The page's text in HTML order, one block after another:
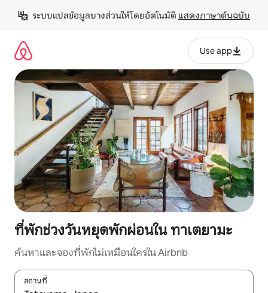
เนื้อหา
ระบบแปลข้อมูลบางส่วนให้โดยอัตโนมัติ แสดงภาษาต้นฉบับ
Use app
ที่พักช่วงวันหยุดพักผ่อนใน ทาเตยามะ
ค้นหาและจองที่พักไม่เหมือนใครใน Airbnb
สถานที่